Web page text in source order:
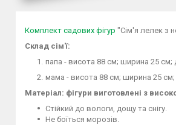
Комплект садових фігур "Сім'я лелек з
Склад сім'ї:
папа - висота 88 см; ширина 25
мама - висота 88 см; ширина 25
Матеріал: фігури виготовлені з
Стійкий до вологи, дощу та снігу.
Не боїться морозів.